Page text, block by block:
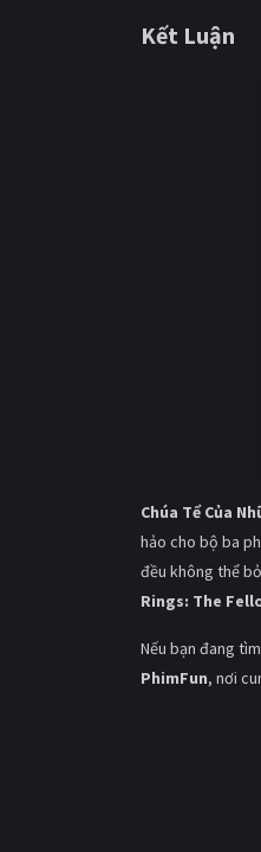
Kết Luận
Chúa Tể Của
hảo cho bộ ba
đều không thể
Rings: The
Nếu bạn đang
PhimFun, nơi